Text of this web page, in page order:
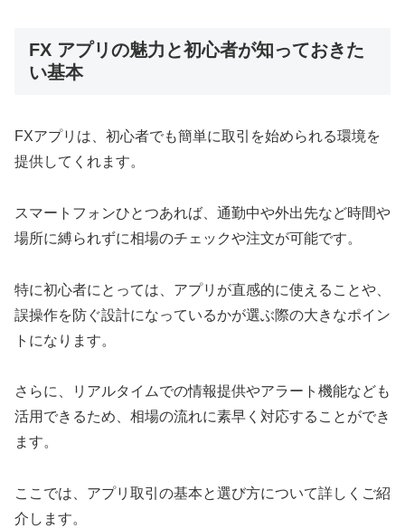
FX アプリの魅力と初心者が知っておきた
い基本
FXアプリは、初心者でも簡単に取引を始められる環境を
提供してくれます。
スマートフォンひとつあれば、通勤中や外出先など時間や
場所に縛られずに相場のチェックや注文が可能です。
特に初心者にとっては、アプリが直感的に使えることや、
誤操作を防ぐ設計になっているかが選ぶ際の大きなポイン
トになります。
さらに、リアルタイムでの情報提供やアラート機能なども
活用できるため、相場の流れに素早く対応することができ
ます。
ここでは、アプリ取引の基本と選び方について詳しくご紹
介します。